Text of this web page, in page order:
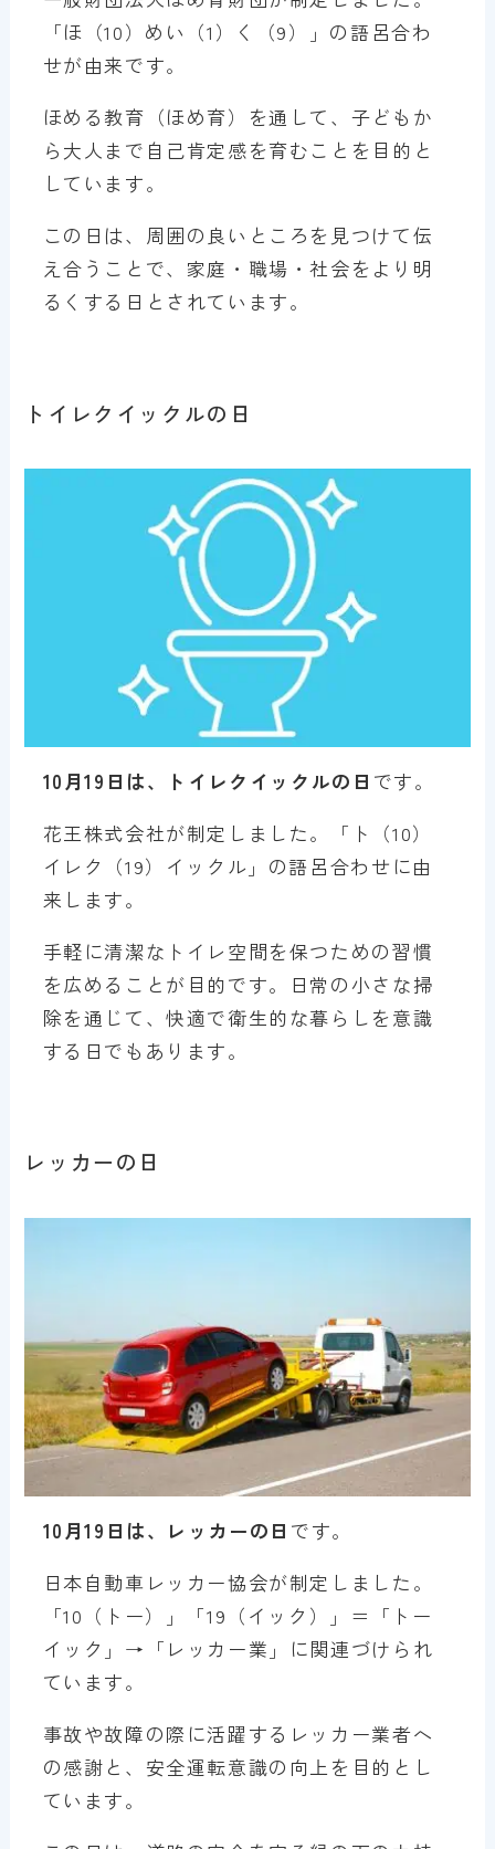
「ほ（10）めい（1）く（9）」の語呂合わ
せが由来です。
ほめる教育（ほめ育）を通して、子どもか
ら大人まで自己肯定感を育むことを目的と
しています。
この日は、周囲の良いところを見つけて伝
え合うことで、家庭・職場・社会をより明
るくする日とされています。
トイレクイックルの日
10月19日は、トイレクイックルの日 です。
花王株式会社が制定しました。「ト（10）
イレク（19）イックル」の語呂合わせに由
来します。
手軽に清潔なトイレ空間を保つための習慣
を広めることが目的です。日常の小さな掃
除を通じて、快適で衛生的な暮らしを意識
する日でもあります。
レッカーの日
10月19日は、レッカーの日 です。
日本自動車レッカー協会が制定しました。
「10（トー）」「19（イック）」＝「トー
イック」→「レッカー業」に関連づけられ
ています。
事故や故障の際に活躍するレッカー業者へ
の感謝と、安全運転意識の向上を目的とし
ています。